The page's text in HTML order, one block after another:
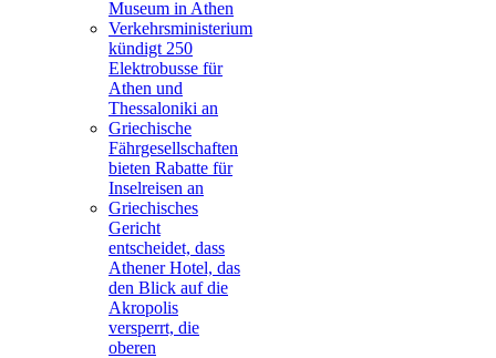
Museum in Athen
Verkehrsministerium
kündigt 250
Elektrobusse für
Athen und
Thessaloniki an
Griechische
Fährgesellschaften
bieten Rabatte für
Inselreisen an
Griechisches
Gericht
entscheidet, dass
Athener Hotel, das
den Blick auf die
Akropolis
versperrt, die
oberen